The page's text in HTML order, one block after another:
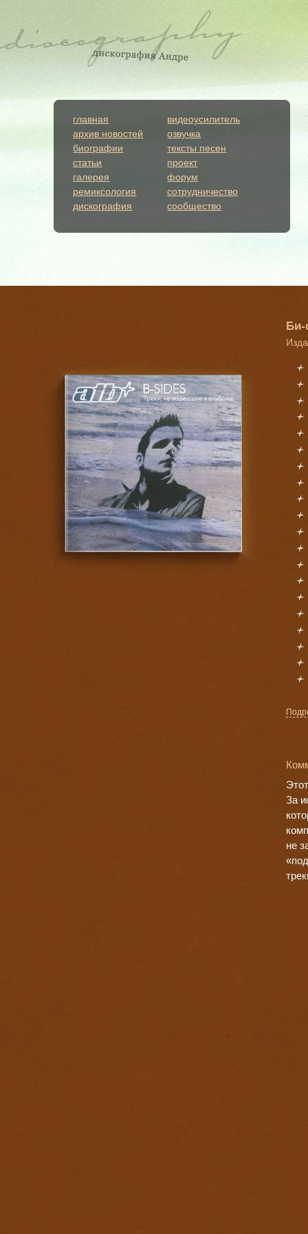
главная
архив новостей
биографии
статьи
галерея
ремиксология
дискография
видеоусилитель
озвучка
тексты песен
проект
форум
сотрудничество
сообщество
За
не